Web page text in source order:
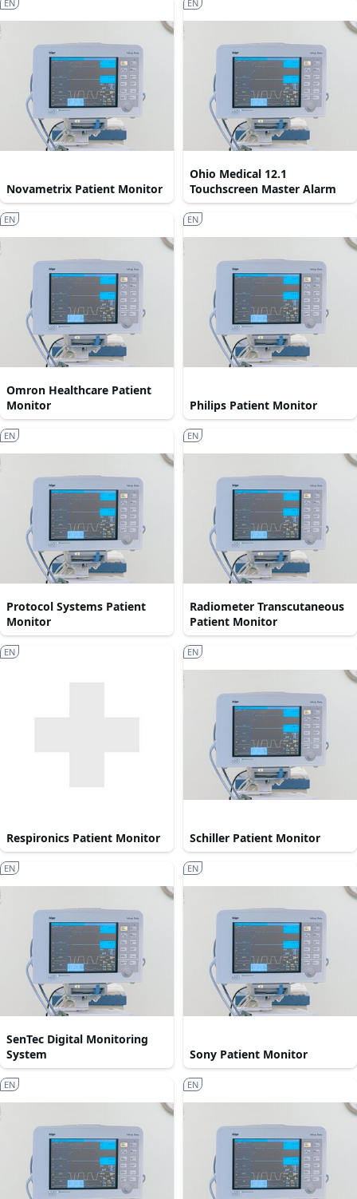
Novametrix Patient Monitor
EN
Ohio Medical 12.1
Touchscreen Master Alarm
EN
Omron Healthcare Patient
Monitor
EN
Philips Patient Monitor
EN
Protocol Systems Patient
Monitor
EN
Radiometer Transcutaneous
Patient Monitor
EN
Respironics Patient Monitor
EN
Schiller Patient Monitor
EN
SenTec Digital Monitoring
System
EN
Sony Patient Monitor
EN
EN EN